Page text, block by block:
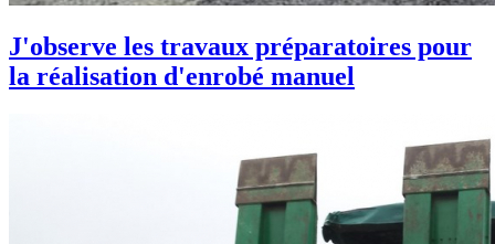
J'observe les travaux préparatoires pour
la réalisation d'enrobé manuel